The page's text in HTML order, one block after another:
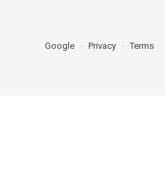
Google Privacy Terms